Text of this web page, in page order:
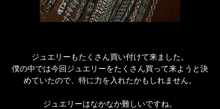
ジュエリーもたくさん買い付けて来ました。
僕の中では今回ジュエリーをたくさん買って来ようと決
めていたので、特に力を入れたかもしれません。
ジュエリーはなかなか難しいですね。